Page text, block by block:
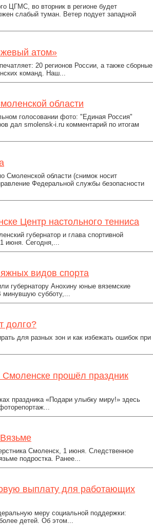
ЦГМС, во вторник в регионе будет
слабый туман. Ветер подует западной
атом»
20 регионов России, а также сборные
команд. Наш...
области
голосовании фото: "Единая Россия"
дал smolensk-i.ru комментарий по итогам
области (снимок носит
Федеральной службы безопасности
Центр настольного тенниса
губернатор и глава спортивной
июня. Сегодня,...
видов спорта
губернатору Анохину юные вяземские
минувшую субботу,...
долго?
для разных зон и как избежать ошибок при
прошёл праздник
праздника «Подари улыбку миру!» здесь
Смоленск, 1 июня. Следственное
подростка. Ранее...
выплату для работающих
меру социальной поддержки:
детей. Об этом...